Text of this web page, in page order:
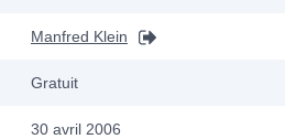
Manfred Klein
Gratuit
30 avril 2006